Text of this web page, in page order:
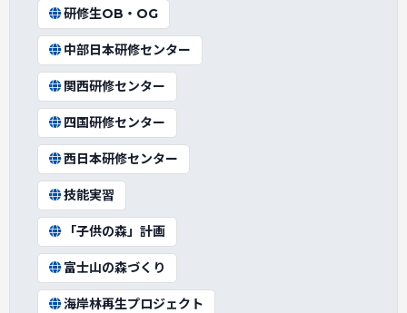
研修生OB・OG
中部日本研修センター
関西研修センター
四国研修センター
西日本研修センター
技能実習
「子供の森」計画
富士山の森づくり
海岸林再生プロジェクト